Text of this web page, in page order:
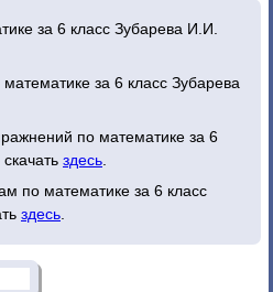
за 6 класс Зубарева И.И.
за 6 класс Зубарева
по математике за 6
здесь.
по математике за 6 класс
здесь.